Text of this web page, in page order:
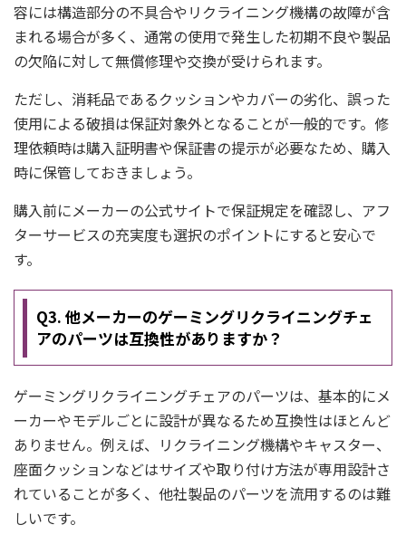
容には構造部分の不具合やリクライニング機構の故障が含
まれる場合が多く、通常の使用で発生した初期不良や製品
の欠陥に対して無償修理や交換が受けられます。
ただし、消耗品であるクッションやカバーの劣化、誤った
使用による破損は保証対象外となることが一般的です。修
理依頼時は購入証明書や保証書の提示が必要なため、購入
時に保管しておきましょう。
購入前にメーカーの公式サイトで保証規定を確認し、アフ
ターサービスの充実度も選択のポイントにすると安心で
す。
Q3. 他メーカーのゲーミングリクライニングチェ
アのパーツは互換性がありますか？
ゲーミングリクライニングチェアのパーツは、基本的にメ
ーカーやモデルごとに設計が異なるため互換性はほとんど
ありません。例えば、リクライニング機構やキャスター、
座面クッションなどはサイズや取り付け方法が専用設計さ
れていることが多く、他社製品のパーツを流用するのは難
しいです。